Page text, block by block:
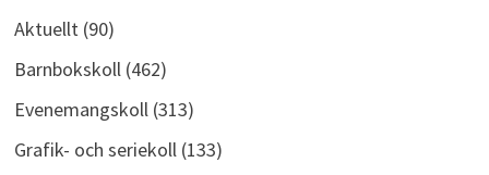
Aktuellt(90)
Barnbokskoll(462)
Evenemangskoll(313)
Grafik- och seriekoll(133)